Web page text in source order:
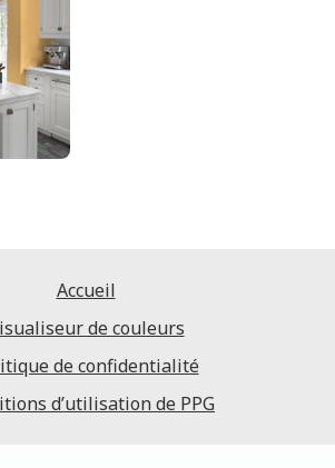
Accueil
de couleurs
de confidentialité
d’utilisation de PPG